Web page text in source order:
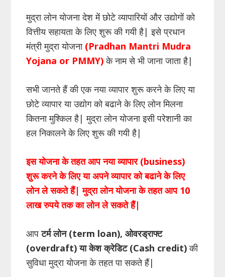
मुद्रा लोन योजना देश में छोटे व्यापारियों और उद्योगों को
वित्तीय सहायता के लिए शुरू की गयी है| इसे प्रधान
मंत्री मुद्रा योजना (Pradhan Mantri Mudra
Yojana or PMMY)के नाम से भी जाना जाता है|
सभी जानते हैं की एक नया व्यापार शुरू करने के लिए या
छोटे व्यापार या उद्योग को बढाने के लिए लोन मिलना
कितना मुश्किल है| मुद्रा लोन योजना इसी परेशानी का
हल निकालने के लिए शुरू की गयी है|
इस योजना के तहत आप नया व्यापार (business)
शुरू करने के लिए या अपने व्यापार को बढाने के लिए
लोन ले सकते हैं| मुद्रा लोन योजना के तहत आप 10
लाख रुपये तक का लोन ले सकते हैं|
आपटर्म लोन (term loan), ओवरड्राफ्ट
(overdraft) या केश क्रेडिट (Cash credit)की
सुविधा मुद्रा योजना के तहत पा सकते हैं|